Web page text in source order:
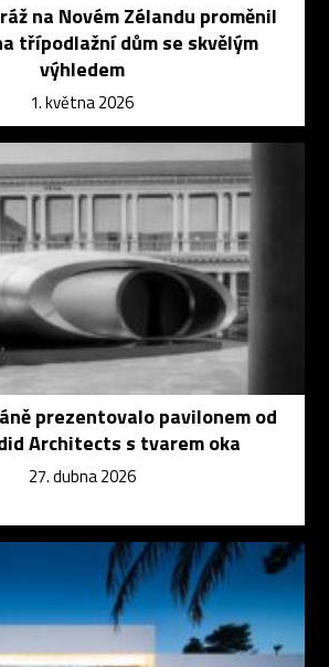
na Novém Zélandu proměnil
třípodlažní dům se skvělým
výhledem
1. května 2026
prezentovalo pavilonem od
Architects s tvarem oka
27. dubna 2026